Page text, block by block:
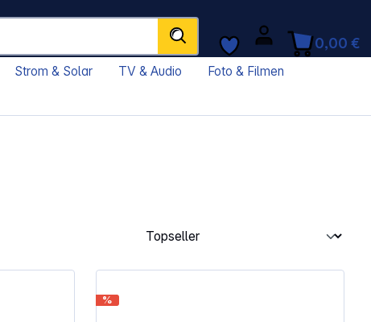
0,00 €
Strom & Solar TV & Audio
Foto & Filmen
%